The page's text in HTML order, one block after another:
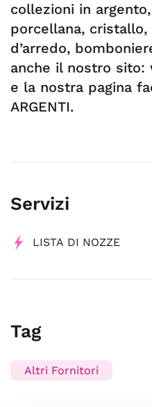
collezioni in
porcellana,
d’arredo,
anche il nostro sito:
e la nostra pagina
ARGENTI.
Servizi
LISTA DI NOZZE
Tag
Altri Fornitori